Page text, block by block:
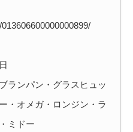
ランパン・グラスヒュッ
・オメガ・ロンジン・ラ
ミドー